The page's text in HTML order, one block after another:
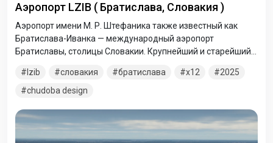
Аэропорт LZIB ( Братислава, Словакия )
Аэропорт имени М. Р. Штефаника также известный как
Братислава-Иванка — международный аэропорт
Братиславы, столицы Словакии. Крупнейший и старейший
востоку от Братиславы. Назван в честь военного и
политического деятеля Милана Растислава Штефаника.
lzib словакия братислава x12
2025
chudoba design